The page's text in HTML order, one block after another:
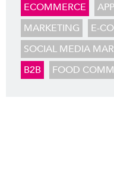
ECOMMERCE APP
MARKETING
E-
SOCIAL MEDIA
B2B
FOOD